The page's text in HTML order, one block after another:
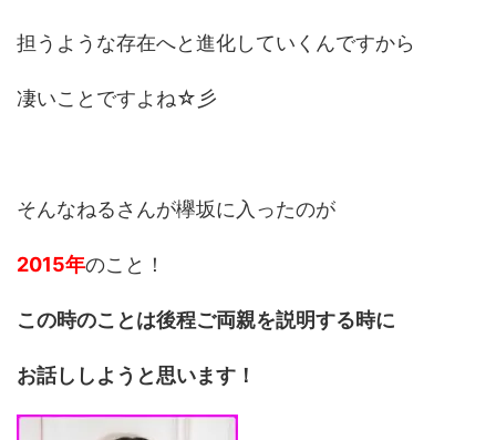
担うような存在へと進化していくんですから
凄いことですよね☆彡
そんなねるさんが欅坂に入ったのが
2015年のこと！
この時のことは後程ご両親を説明する時に
お話ししようと思います！